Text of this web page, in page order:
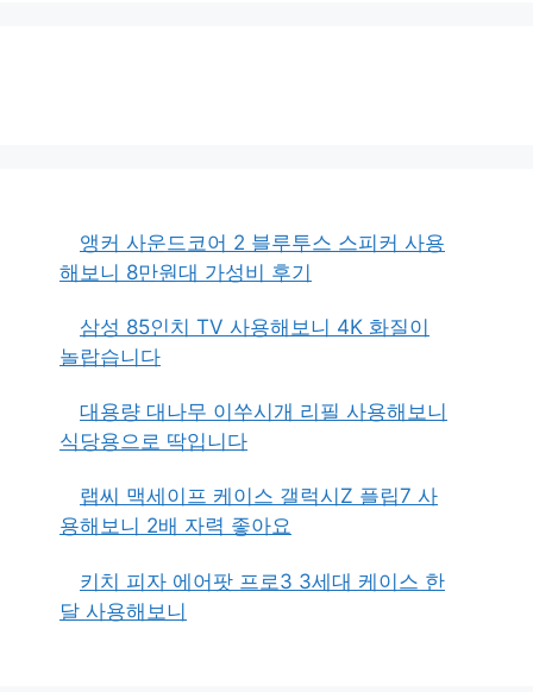
앵커 사운드코어 2 블루투스 스피커 사용
해보니 8만원대 가성비 후기
삼성 85인치 TV 사용해보니 4K 화질이
놀랍습니다
대용량 대나무 이쑤시개 리필 사용해보니
식당용으로 딱입니다
랩씨 맥세이프 케이스 갤럭시Z 플립7 사
용해보니 2배 자력 좋아요
키치 피자 에어팟 프로3 3세대 케이스 한
달 사용해보니